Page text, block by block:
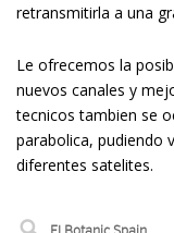
retransmitirla a una
Le ofrecemos la
nuevos canales y
tecnicos tambien se
parabolica, pudiendo
diferentes satelites.